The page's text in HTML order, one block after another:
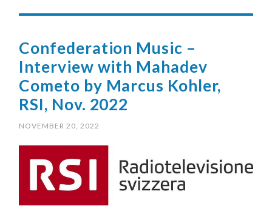
Confederation Music –
Interview with Mahadev
Cometo by Marcus Kohler,
RSI, Nov. 2022
NOVEMBER 20, 2022